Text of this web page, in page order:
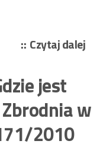
Czytaj dalej
jest
w
2010